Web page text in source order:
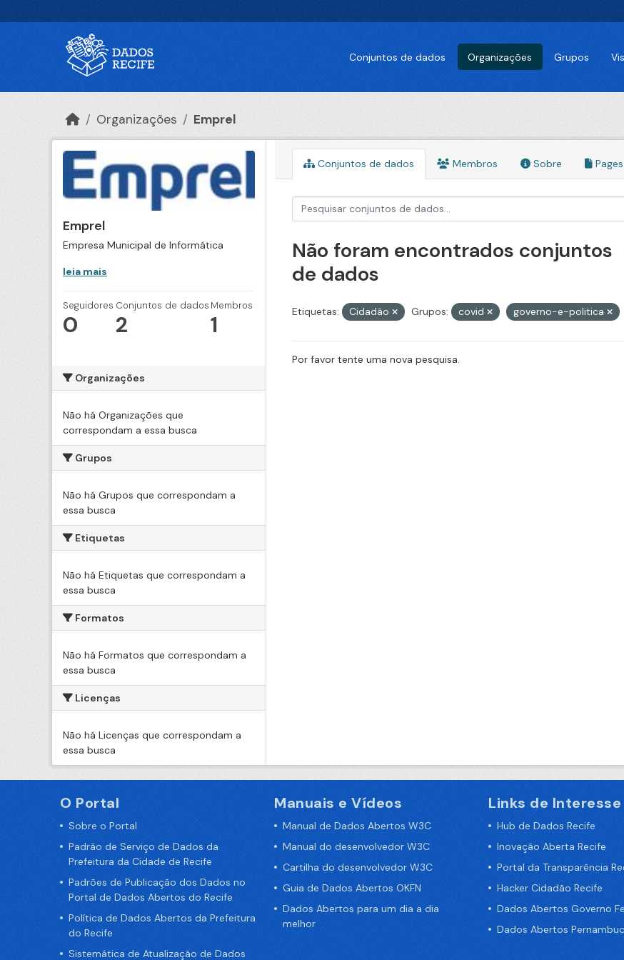
Conjuntos de dados Organizações Grupos
Organizações Emprel
Emprel
Empresa Municipal de Informática
leia mais
Seguidores
0
Conjuntos de dados
2
Membros
1
Organizações
Não há Organizações que
correspondam a essa busca
Grupos
Não há Grupos que correspondam a
essa busca
Etiquetas
Não há Etiquetas que correspondam a
essa busca
Formatos
Não há Formatos que correspondam a
essa busca
Licenças
Não há Licenças que correspondam a
essa busca
Conjuntos de dados Membros Sobre Pages
Não foram encontrados conjuntos
de dados
Etiquetas: Cidadão Grupos: covid governo-e-politica
Por favor tente uma nova pesquisa.
O Portal
Sobre o Portal
Padrão de Serviço de Dados da
Prefeitura da Cidade de Recife
Padrões de Publicação dos Dados no
Portal de Dados Abertos do Recife
Política de Dados Abertos da Prefeitura
do Recife
Sistemática de Atualização de Dados
Manuais e Vídeos
Manual de Dados Abertos W3C
Manual do desenvolvedor W3C
Cartilha do desenvolvedor W3C
Guia de Dados Abertos OKFN
Dados Abertos para um dia a dia
melhor
Links de Interesse
Hub de Dados Recife
Inovação Aberta Recife
Portal da Transparência
Hacker Cidadão Recife
Dados Abertos Governo
Dados Abertos